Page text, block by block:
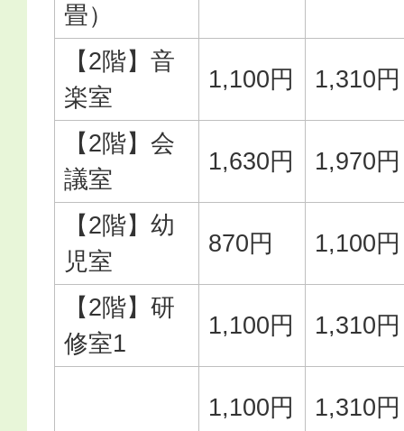
畳）
【2階】音
楽室
1,100円 1,310円
【2階】会
議室
1,630円 1,970円
【2階】幼
児室
870円 1,100円
【2階】研
修室1
1,100円 1,310円
1,100円
1,310円